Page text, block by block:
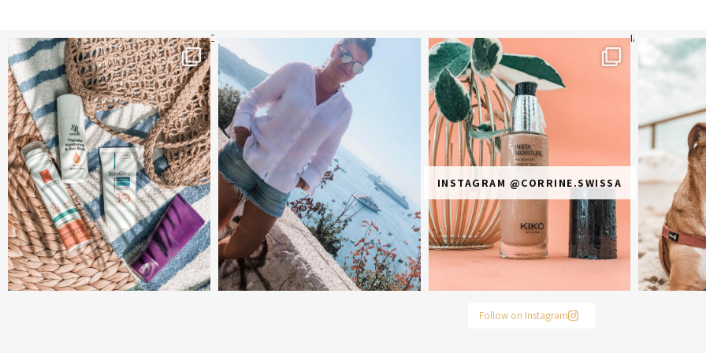
INSTAGRAM @CORRINE.SWISSA
הראשונה או מקדמי הגנה מומלצים - עכשיו ב
Follow on Instagram